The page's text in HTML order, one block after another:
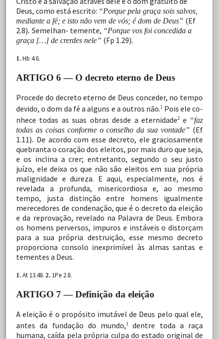
Deus, como está escrito: “Porque pela graça sois salvos,
mediante a fé; e isto não vem de vós; é dom de Deus” (Ef
2.8). Semelhan- temente, “Porque vos foi concedida a
graça […] de crerdes nele” (Fp 1.29).
1. Hb 4.6.
ARTIGO 6 — O decreto eterno de Deus
Procede do decreto eterno de Deus conceder, no tempo
devido, o dom da fé a alguns e a outros não.1 Pois ele co-
nhece todas as suas obras desde a eternidade2 e “faz
todas as coisas conforme o conselho da sua vontade” (Ef
1.11). De acordo com esse decreto, ele graciosamente
quebranta o coração dos eleitos, por mais duro que seja,
e os inclina a crer; entretanto, segundo o seu justo
juízo, ele deixa os que não são eleitos em sua própria
malignidade e dureza. E aqui, especialmente, nos é
revelada
a profunda, misericordiosa e, ao
mesmo
tempo,
justa distinção entre homens
igualmente
merecedores de condenação, que é o decreto da eleição
e da reprovação, revelado na Palavra de Deus. Embora
os homens perversos, impuros e instáveis o distorçam
para asua própria destruição, esse mesmo decreto
proporciona consolo inexprimível às almas santas e
tementes a Deus.
1. At 13.48. 2. 1Pe 2.8.
ARTIGO 7 — Definição da eleição
A eleição é o propósito imutável de Deus pelo qual ele,
antes da fundação do mundo,1 dentre toda a raça
humana, caída pela própria culpa do estado original de